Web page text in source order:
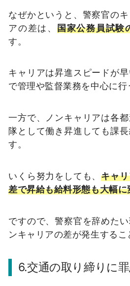
なぜかというと、警察官の
アの差は、 国家公務員試験
す。
キャリアは昇進スピードが
で管理や監督業務を中心に行
一方で、ノンキャリアは各
隊として働き昇進しても課
す。
いくら努力をしても、キャ
差で昇給も給料形態も大幅に
ですので、警察官を辞めた
ンキャリアの差が発生するこ
6.交通の取り締りに